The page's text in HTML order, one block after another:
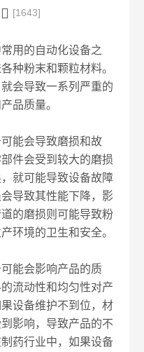
 [1643]
用的自动化设备之
种粉末和颗粒材料。
会导致一系列严重的
品质量。
能会导致磨损和故
件会受到较大的磨损
就可能导致设备故障
导致其性能下降，影
的磨损则可能导致粉
环境的卫生和安全。
能会影响产品的质
流动性和均匀性对产
设备维护不到位，材
影响，导致产品的不
药行业中，如果设备